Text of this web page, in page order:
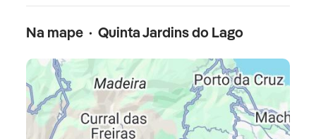
Wellnesszadarmo
turecký kúpeľ
Zábava
Na mape · Quinta Jardins do Lago